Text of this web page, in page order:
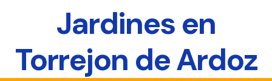
Jardines en
Torrejon de Ardoz